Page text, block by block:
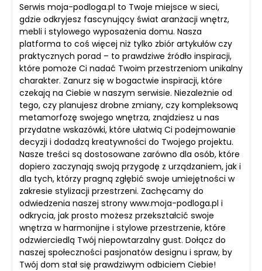
Serwis moja-podloga.pl to Twoje miejsce w sieci,
gdzie odkryjesz fascynujący świat aranżacji wnętrz,
mebli i stylowego wyposażenia domu. Nasza
platforma to coś więcej niż tylko zbiór artykułów czy
praktycznych porad – to prawdziwe źródło inspiracji,
które pomoże Ci nadać Twoim przestrzeniom unikalny
charakter. Zanurz się w bogactwie inspiracji, które
czekają na Ciebie w naszym serwisie. Niezależnie od
tego, czy planujesz drobne zmiany, czy kompleksową
metamorfozę swojego wnętrza, znajdziesz u nas
przydatne wskazówki, które ułatwią Ci podejmowanie
decyzji i dodadzą kreatywności do Twojego projektu.
Nasze treści są dostosowane zarówno dla osób, które
dopiero zaczynają swoją przygodę z urządzaniem, jak i
dla tych, którzy pragną zgłębić swoje umiejętności w
zakresie stylizacji przestrzeni. Zachęcamy do
odwiedzenia naszej strony www.moja-podloga.pl i
odkrycia, jak prosto możesz przekształcić swoje
wnętrza w harmonijne i stylowe przestrzenie, które
odzwierciedlą Twój niepowtarzalny gust. Dołącz do
naszej społeczności pasjonatów designu i spraw, by
Twój dom stał się prawdziwym odbiciem Ciebie!